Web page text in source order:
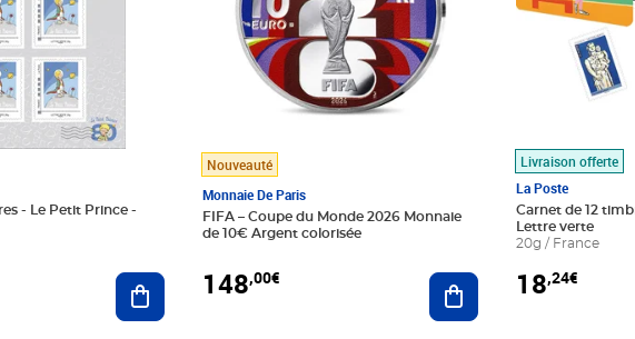
- Le Petit Prince -
Ajouter au panier
Nouveauté
Monnaie De Paris
FIFA – Coupe du Monde 2026 Monnaie
de 10€ Argent colorisée
148,00€ Ajouter au panier
Livraison offerte
La Poste
Carnet de 12
Lettre verte
20g / France
18,24€